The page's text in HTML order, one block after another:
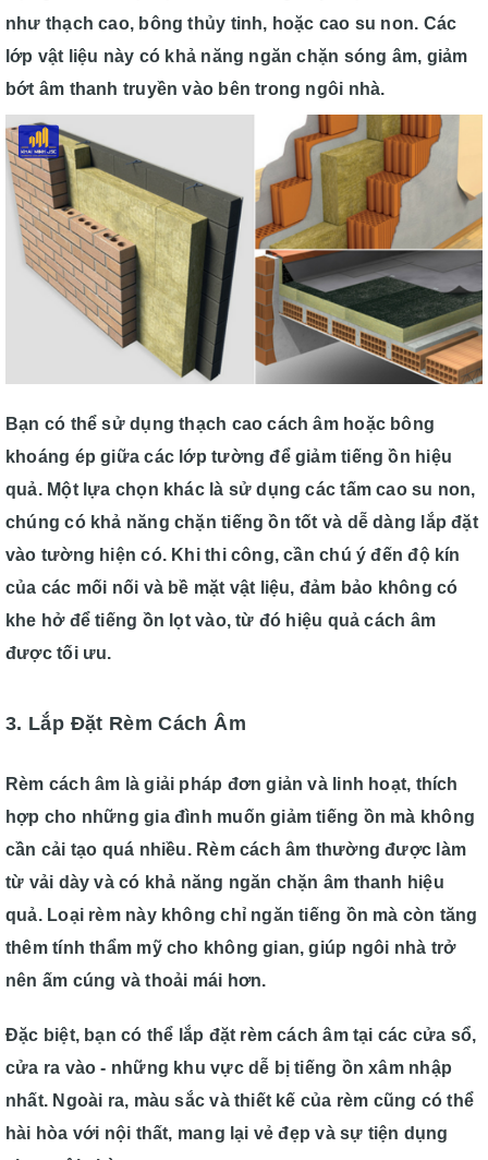
như thạch cao, bông thủy tinh, hoặc cao su non. Các
lớp vật liệu này có khả năng ngăn chặn sóng âm, giảm
bớt âm thanh truyền vào bên trong ngôi nhà.
Bạn có thể sử dụng thạch cao cách âm hoặc bông
khoáng ép giữa các lớp tường để giảm tiếng ồn hiệu
quả. Một lựa chọn khác là sử dụng các tấm cao su non,
chúng có khả năng chặn tiếng ồn tốt và dễ dàng lắp đặt
vào tường hiện có. Khi thi công, cần chú ý đến độ kín
của các mối nối và bề mặt vật liệu, đảm bảo không có
khe hở để tiếng ồn lọt vào, từ đó hiệu quả cách âm
được tối ưu.
3. Lắp Đặt Rèm Cách Âm
Rèm cách âm là giải pháp đơn giản và linh hoạt, thích
hợp cho những gia đình muốn giảm tiếng ồn mà không
cần cải tạo quá nhiều. Rèm cách âm thường được làm
từ vải dày và có khả năng ngăn chặn âm thanh hiệu
quả. Loại rèm này không chỉ ngăn tiếng ồn mà còn tăng
thêm tính thẩm mỹ cho không gian, giúp ngôi nhà trở
nên ấm cúng và thoải mái hơn.
Đặc biệt, bạn có thể lắp đặt rèm cách âm tại các cửa sổ,
cửa ra vào - những khu vực dễ bị tiếng ồn xâm nhập
nhất. Ngoài ra, màu sắc và thiết kế của rèm cũng có thể
hài hòa với nội thất, mang lại vẻ đẹp và sự tiện dụng